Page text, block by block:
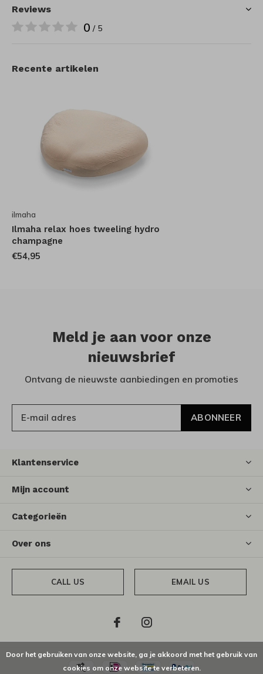
Reviews
0 / 5
Recente artikelen
ilmaha
Ilmaha relax hoes tweeling hydro
champagne
€54,95
Meld je aan voor onze
nieuwsbrief
Ontvang de nieuwste aanbiedingen en promoties
ABONNEER
Klantenservice
Mijn account
Categorieën
Over ons
CALL US EMAIL US
Door het gebruiken van onze website, ga je akkoord met het gebruik van
cookies om onze website te verbeteren.